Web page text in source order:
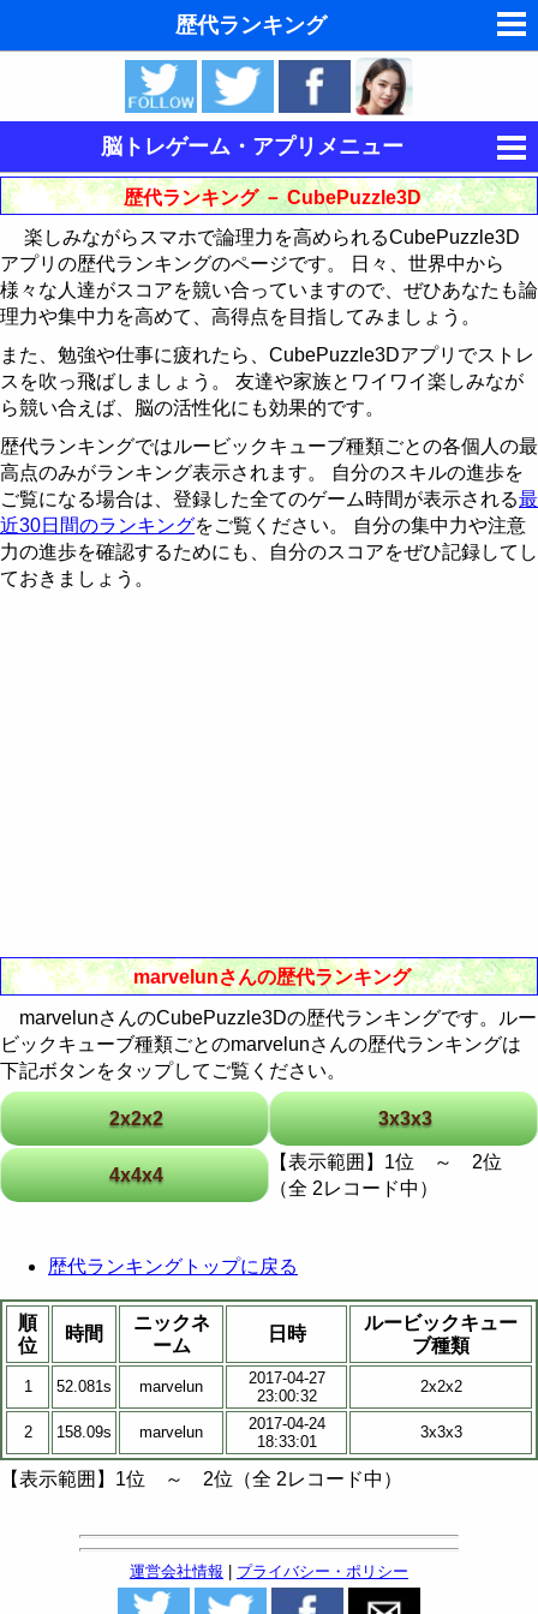
歴代ランキング
夢の夢占い
東洋・西洋占星術
ホラリー占星術
手相占いで未来診断
タロットカードで無料占い
飛星派風水で住宅開運
男と女の心理学と心理テスト
脳の機能と心と体の健康
Western-Eastern Astrology
脳トレゲーム・アプリメニュー
集中力を鍛える
キングをたたけ
歴代ランキング
最近30日間のランキング
Follow The Order
歴代ランキング
最近30日間のランキング
記憶力を鍛える
神経衰弱
歴代ランキング
最近30日間のランキング
論理力を鍛える
15パズル
15パズルの解き方
歴代ランキング
最近30日間のランキング
CubePuzzle3D
CubePuzzle3D攻略法
歴代ランキング
最近30日間のランキング
運動制御能力を鍛える
BikeRace3D
歴代ランキング
RealBreaker3D
歴代ランキング － CubePuzzle3D
楽しみながらスマホで論理力を高められるCubePuzzle3D
アプリの歴代ランキングのページです。 日々、世界中から
様々な人達がスコアを競い合っていますので、ぜひあなたも論
理力や集中力を高めて、高得点を目指してみましょう。
また、勉強や仕事に疲れたら、CubePuzzle3Dアプリでストレ
スを吹っ飛ばしましょう。 友達や家族とワイワイ楽しみなが
ら競い合えば、脳の活性化にも効果的です。
歴代ランキングではルービックキューブ種類ごとの各個人の最
高点のみがランキング表示されます。 自分のスキルの進歩を
ご覧になる場合は、登録した全てのゲーム時間が表示される最
近30日間のランキングをご覧ください。 自分の集中力や注意
力の進歩を確認するためにも、自分のスコアをぜひ記録してし
ておきましょう。
marvelunさんの歴代ランキング
marvelunさんのCubePuzzle3Dの歴代ランキングです。ルー
ビックキューブ種類ごとのmarvelunさんの歴代ランキングは
下記ボタンをタップしてご覧ください。
2x2x2 3x3x3
4x4x4
【表示範囲】1位 ～ 2位
（全 2レコード中）
歴代ランキングトップに戻る
順
位
時間
ニックネ
ーム
日時
ルービックキュー
ブ種類
1 52.081s marvelun
2017-04-27
23:00:32
2x2x2
2 158.09s marvelun
2017-04-24
18:33:01
3x3x3
【表示範囲】1位 ～ 2位（全 2レコード中）
運営会社情報 | プライバシー・ポリシー